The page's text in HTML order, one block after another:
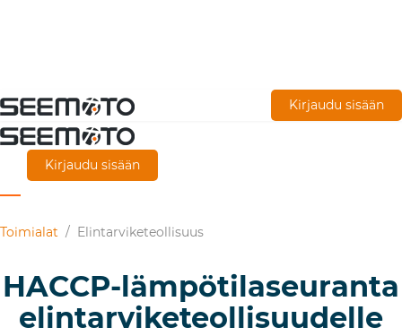
Siirry
pääsisältöön
Kirjaudu sisään
Kirjaudu sisään
Toimialat / Elintarviketeollisuus
HACCP-lämpötilaseuranta
elintarviketeollisuudelle